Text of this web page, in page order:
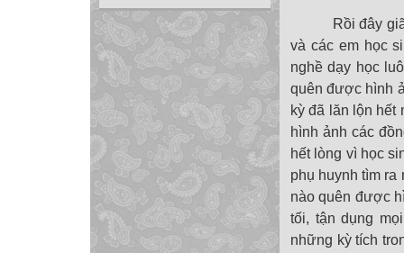
Rồi đây giã từ
và các em học
nghề dạy học
quên được hình
kỳ đã lăn lộn
hình ảnh các
hết lòng vì học
phụ huynh tìm ra
nào quên được
tối, tận dụng
những kỳ tích